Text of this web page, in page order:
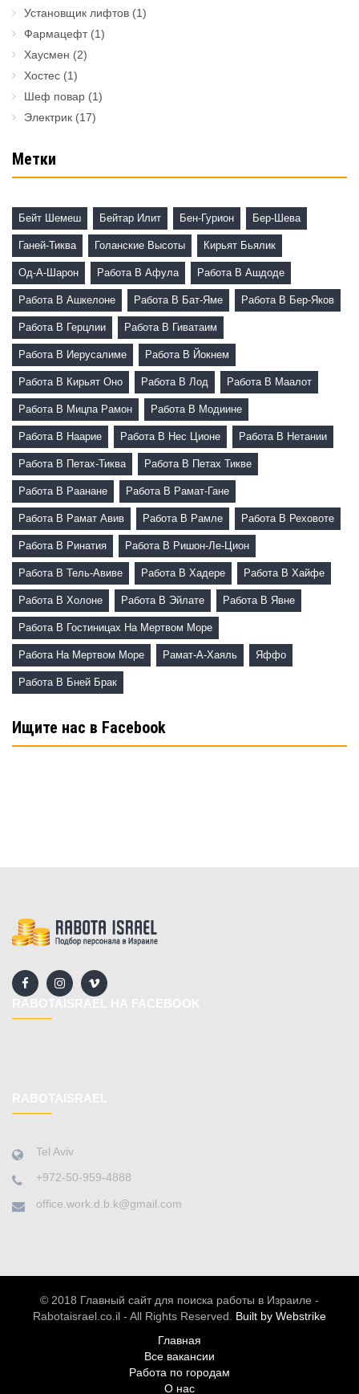
Установщик лифтов (1)
Фармацефт(1)
Хаусмен (2)
Хостес (1)
Шеф повар (1)
Электрик (17)
Метки
Бейт Шемеш Бейтар Илит Бен-Гурион Бер-Шева
Ганей-Тиква Голанские Высоты Кирьят Бьялик
Од-А-Шарон Работа В Афула Работа В Ашдоде
Работа В Ашкелоне Работа В Бат-Яме Работа В Бер-Яков
Работа В Герцлии Работа В Гиватаим
Работа В Иерусалиме Работа В Йокнем
Работа В Кирьят Оно Работа В Лод Работа В Маалот
Работа В Мицпа Рамон Работа В Модиине
Работа В Наарие Работа В Нес Ционе Работа В Нетании
Работа В Петах-Тиква Работа В Петах Тикве
Работа В Раанане Работа В Рамат-Гане
Работа В Рамат Авив Работа В Рамле Работа В Реховоте
Работа В Ринатия Работа В Ришон-Ле-Цион
Работа В Тель-Авиве Работа В Хадере Работа В Хайфе
Работа В Холоне Работа В Эйлате Работа В Явне
Работа В Гостиницах На Мертвом Море
Работа На Мертвом Море Рамат-А-Хаяль Яффо
Работа В Бней Брак
Ищите нас в Facebook
Tel Aviv
+972-50-959-4888
office.work.d.b.k@gmail.com
© 2018 Главный сайт для поиска работы в Израиле -
Rabotaisrael.co.il - All Rights Reserved. Built by Webstrike
Главная
Все вакансии
Работа по городам
О нас